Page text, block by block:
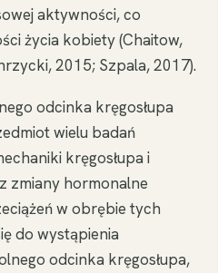
aktywności, co
życia kobiety (Chaitow,
2015; Szpala, 2017).
odcinka kręgosłupa
wielu badań
kręgosłupa i
zmiany hormonalne
w obrębie tych
do wystąpienia
odcinka kręgosłupa,